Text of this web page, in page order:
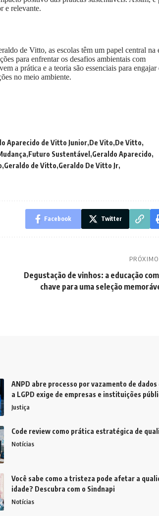
e relevante.
de Vitto, as escolas têm um papel central na
para enfrentar os desafios ambientais com
a prática e a teoria são essenciais para engajar
no meio ambiente.
Aparecido de Vitto Junior De Vito De Vitto
Futuro Sustentável Geraldo Aparecido
Geraldo de Vitto Geraldo De Vitto Jr
Facebook Twitter
Degustação de vinhos: a educação
chave para uma seleção
ANPD abre processo por vazamento de
a LGPD exige de empresas e instituições
Justiça
Code review como prática estratégica de
Notícias
Você sabe como a tristeza pode afetar a
idade? Descubra com o Sindnapi
Notícias